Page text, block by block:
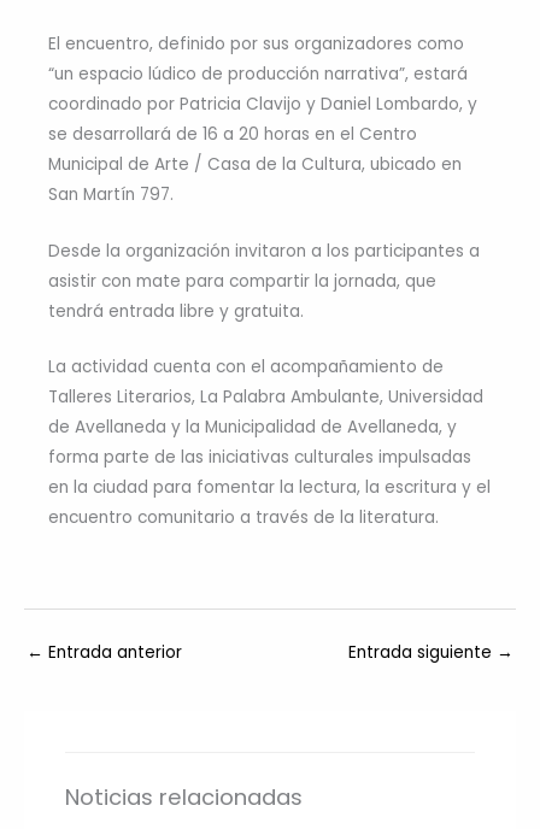
El encuentro, definido por sus organizadores como
“un espacio lúdico de producción narrativa”, estará
coordinado por Patricia Clavijo y Daniel Lombardo, y
se desarrollará de 16 a 20 horas en el Centro
Municipal de Arte / Casa de la Cultura, ubicado en
San Martín 797.
Desde la organización invitaron a los participantes a
asistir con mate para compartir la jornada, que
tendrá entrada libre y gratuita.
La actividad cuenta con el acompañamiento de
Talleres Literarios, La Palabra Ambulante, Universidad
de Avellaneda y la Municipalidad de Avellaneda, y
forma parte de las iniciativas culturales impulsadas
en la ciudad para fomentar la lectura, la escritura y el
encuentro comunitario a través de la literatura.
← Entrada anterior Entrada siguiente →
Noticias relacionadas